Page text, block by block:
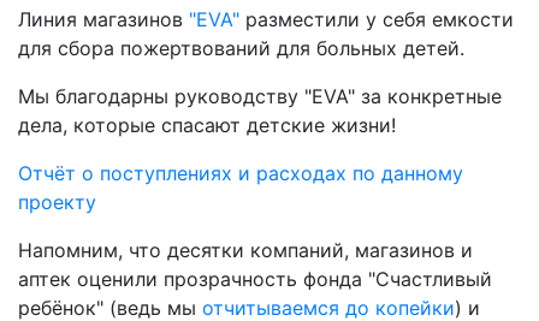
Линия магазинов "EVA" разместили у себя емкости
для сбора пожертвований для больных детей.
Мы благодарны руководству "EVA" за конкретные
дела, которые спасают детские жизни!
Отчёт о поступлениях и расходах по данному
проекту
Напомним, что десятки компаний, магазинов и
аптек оценили прозрачность фонда "Счастливый
ребёнок" (ведь мы отчитываемся до копейки) и